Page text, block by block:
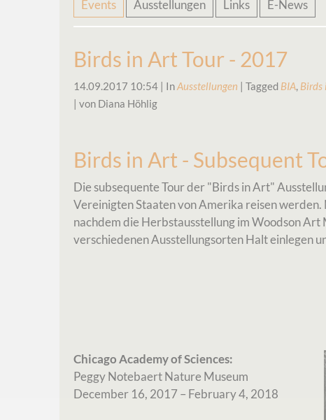
Navigation
überspringen
Events Ausstellungen Links E-News
Birds in Art Tour - 2017
14.09.2017 10:54| InAusstellungen | Tagged BIA, Birds
| von Diana Höhlig
Birds in Art - Subsequent
Die subsequente Tour der "Birds in Art"
Vereinigten Staaten von Amerika reisen
nachdem die Herbstausstellung im Woodson Art
verschiedenen Ausstellungsorten Halt einlegen
Chicago Academy of Sciences:
Peggy Notebaert Nature Museum
December 16, 2017 ­– February 4, 2018